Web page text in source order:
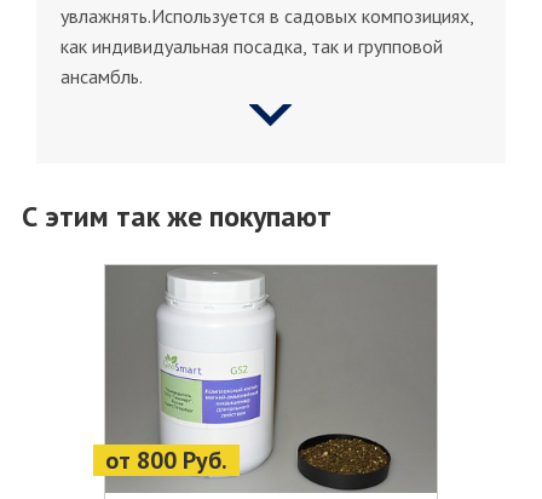
увлажнять.Используется в садовых композициях,
как индивидуальная посадка, так и групповой
ансамбль.
С этим так же покупают
от 800 Руб.